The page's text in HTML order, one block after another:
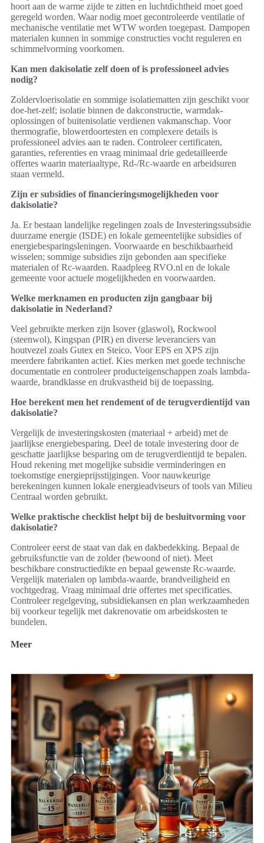
hoort aan de warme zijde te zitten en luchtdichtheid moet goed
geregeld worden. Waar nodig moet gecontroleerde ventilatie of
mechanische ventilatie met WTW worden toegepast. Dampopen
materialen kunnen in sommige constructies vocht reguleren en
schimmelvorming voorkomen.
Kan men dakisolatie zelf doen of is professioneel advies
nodig?
Zoldervloerisolatie en sommige isolatiematten zijn geschikt voor
doe-het-zelf; isolatie binnen de dakconstructie, warmdak-
oplossingen of buitenisolatie verdienen vakmanschap. Voor
thermografie, blowerdoortesten en complexere details is
professioneel advies aan te raden. Controleer certificaten,
garanties, referenties en vraag minimaal drie gedetailleerde
offertes waarin materiaaltype, Rd-/Rc-waarde en arbeidsuren
staan vermeld.
Zijn er subsidies of financieringsmogelijkheden voor
dakisolatie?
Ja. Er bestaan landelijke regelingen zoals de Investeringssubsidie
duurzame energie (ISDE) en lokale gemeentelijke subsidies of
energiebesparingsleningen. Voorwaarde en beschikbaarheid
wisselen; sommige subsidies zijn gebonden aan specifieke
materialen of Rc-waarden. Raadpleeg RVO.nl en de lokale
gemeente voor actuele mogelijkheden en voorwaarden.
Welke merknamen en producten zijn gangbaar bij
dakisolatie in Nederland?
Veel gebruikte merken zijn Isover (glaswol), Rockwool
(steenwol), Kingspan (PIR) en diverse leveranciers van
houtvezel zoals Gutex en Steico. Voor EPS en XPS zijn
meerdere fabrikanten actief. Kies merken met goede technische
documentatie en controleer producteigenschappen zoals lambda-
waarde, brandklasse en drukvastheid bij de toepassing.
Hoe berekent men het rendement of de terugverdientijd van
dakisolatie?
Vergelijk de investeringskosten (materiaal + arbeid) met de
jaarlijkse energiebesparing. Deel de totale investering door de
geschatte jaarlijkse besparing om de terugverdientijd te bepalen.
Houd rekening met mogelijke subsidie verminderingen en
toekomstige energieprijsstijgingen. Voor nauwkeurige
berekeningen kunnen lokale energieadviseurs of tools van Milieu
Centraal worden gebruikt.
Welke praktische checklist helpt bij de besluitvorming voor
dakisolatie?
Controleer eerst de staat van dak en dakbedekking. Bepaal de
gebruiksfunctie van de zolder (bewoond of niet). Meet
beschikbare constructiedikte en bepaal gewenste Rc-waarde.
Vergelijk materialen op lambda-waarde, brandveiligheid en
vochtgedrag. Vraag minimaal drie offertes met specificaties.
Controleer regelgeving, subsidiekansen en plan werkzaamheden
bij voorkeur tegelijk met dakrenovatie om arbeidskosten te
bundelen.
Meer